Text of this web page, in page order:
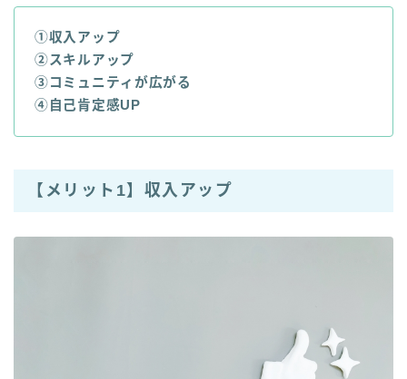
①収入アップ
②スキルアップ
③コミュニティが広がる
④自己肯定感UP
【メリット1】収入アップ